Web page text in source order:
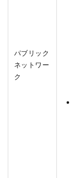
パブリック
ネットワー
ク